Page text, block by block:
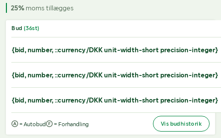
25% moms tillægges
Bud (36st)
{bid, number, ::currency/DKK unit-width-short precision-integer}
{bid, number, ::currency/DKK unit-width-short precision-integer}
{bid, number, ::currency/DKK unit-width-short precision-integer}
= Autobud = Forhandling Vis budhistorik